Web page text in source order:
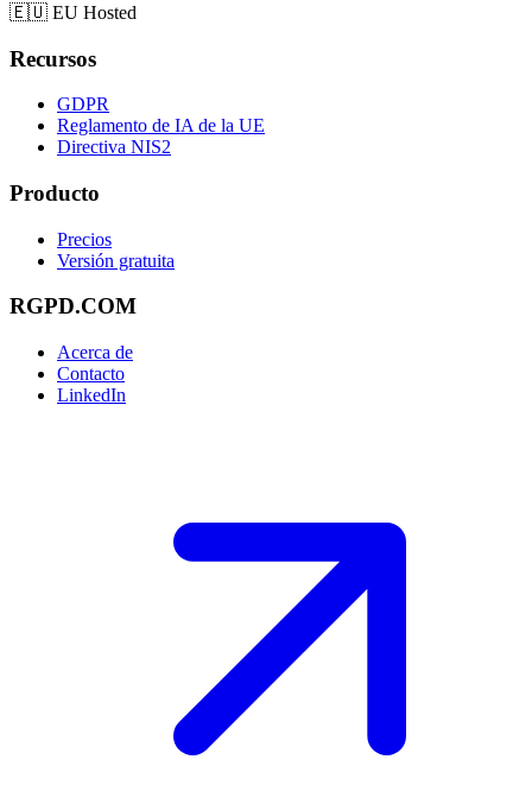
🇪🇺 EU Hosted
Recursos
GDPR
Reglamento de IA de la UE
Directiva NIS2
Producto
Precios
Versión gratuita
RGPD.COM
Acerca de
Contacto
LinkedIn